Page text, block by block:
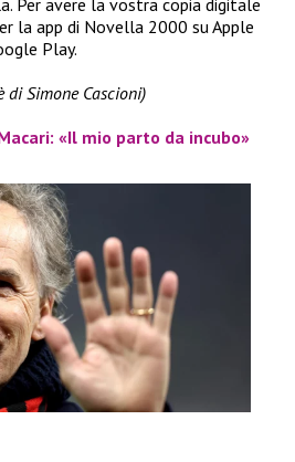
la app di Novella 2000 su Apple
Play.
di Simone Cascioni)
Macari: «Il mio parto da incubo»